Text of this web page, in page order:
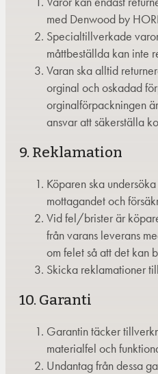
med Denwood by
Specialtillverkade
måttbeställda kan inte
Varan ska alltid
orginal och oskadad
orginalförpackningen
ansvar att säkerställa
9. Reklamation
Köparen ska
mottagandet och
Vid fel/brister är
från varans leverans
om felet så att det kan
Skicka reklamationer
10. Garanti
Garantin täcker
materialfel och
Undantag från dessa